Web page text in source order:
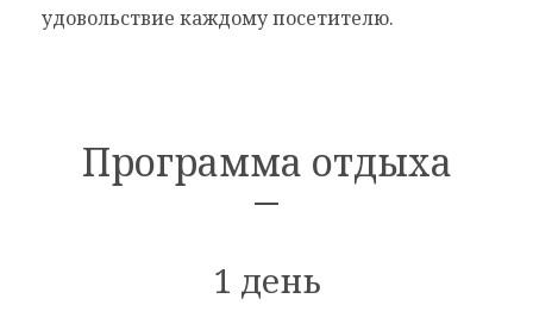
удовольствие каждому посетителю.
Программа отдыха
1 день